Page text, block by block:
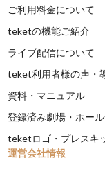
ご利用料金について
teketの機能ご紹介
ライブ配信について
teket利用者様の声・
資料・マニュアル
登録済み劇場・ホー
teketロゴ・プレスキ
運営会社情報